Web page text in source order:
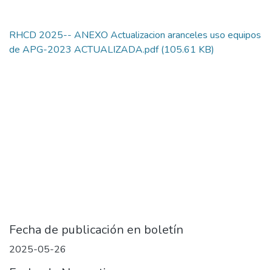
RHCD 2025-- ANEXO Actualizacion aranceles uso equipos
de APG-2023 ACTUALIZADA.pdf(105.61 KB)
Fecha de publicación en boletín
2025-05-26